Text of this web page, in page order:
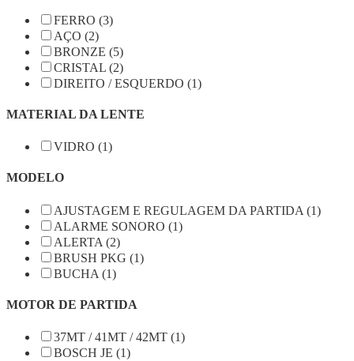
FERRO (3)
AÇO (2)
BRONZE (5)
CRISTAL (2)
DIREITO / ESQUERDO (1)
MATERIAL DA LENTE
VIDRO (1)
MODELO
AJUSTAGEM E REGULAGEM DA PARTIDA (1)
ALARME SONORO (1)
ALERTA (2)
BRUSH PKG (1)
BUCHA (1)
MOTOR DE PARTIDA
37MT / 41MT / 42MT (1)
BOSCH JE (1)